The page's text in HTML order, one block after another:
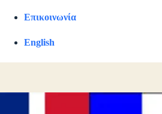
Επικοινωνία
English